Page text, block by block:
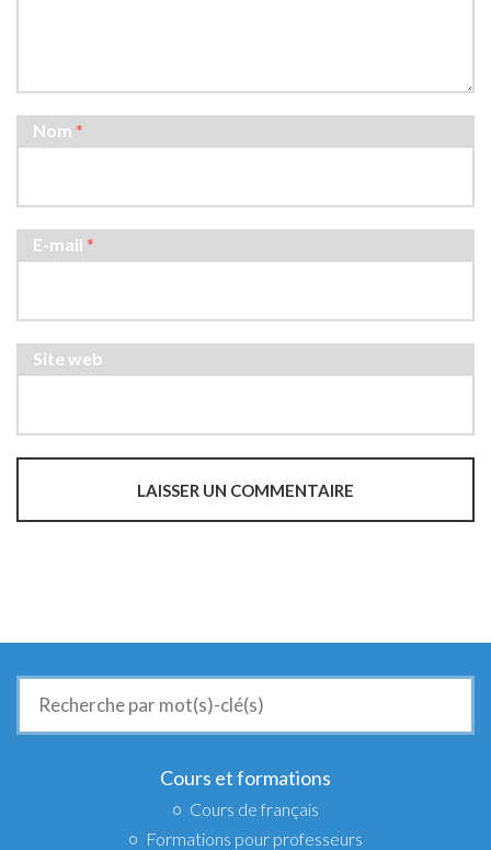
Nom *
E-mail *
Site web
de
:
Cours et formations
Cours de français
Formations pour professeurs